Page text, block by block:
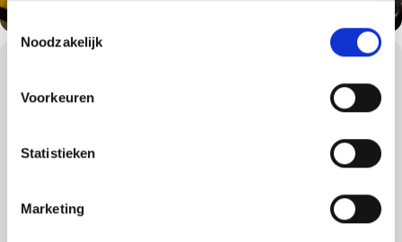
Toestemmingsselectie
Noodzakelijk
Voorkeuren
Statistieken
Marketing
Deze 3 uur durende workshop bestaat deels uit demonstraties en
Tijdens deze unieke culinaire ervaring gaan we een hele kip
uitbenen en elk stukje van de kip omtoveren tot een heerlijk BBQ-
Onze ervaren Grill Academy chef leert je alles over het uitbenen
van een kip en hoe je de verschillende delen van de kip het beste